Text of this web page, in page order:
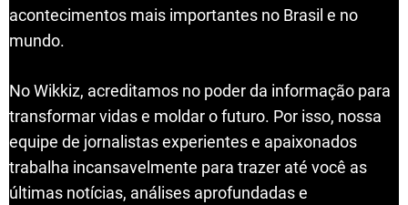
acontecimentos mais importantes no Brasil e no
mundo.
No Wikkiz, acreditamos no poder da informação para
transformar vidas e moldar o futuro. Por isso, nossa
equipe de jornalistas experientes e apaixonados
trabalha incansavelmente para trazer até você as
últimas notícias, análises aprofundadas e